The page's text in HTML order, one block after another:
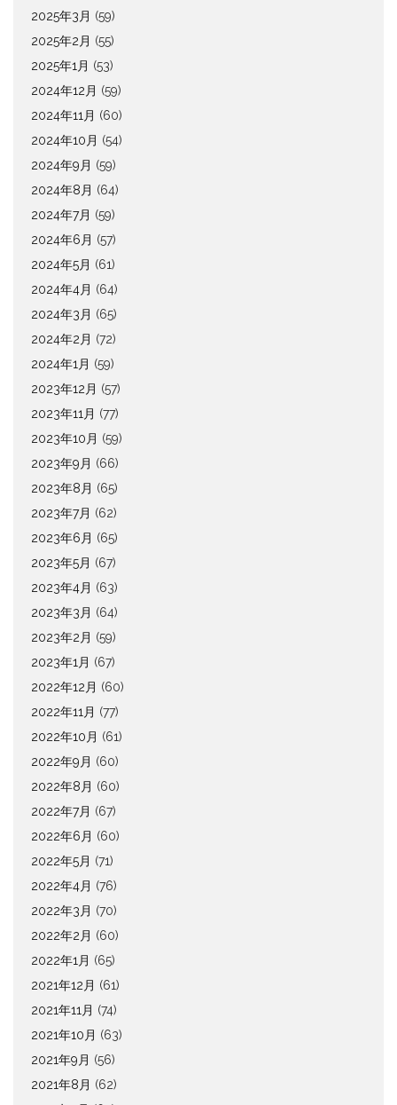
2025年3月 (59)
2025年2月 (55)
2025年1月 (53)
2024年12月 (59)
2024年11月 (60)
2024年10月 (54)
2024年9月 (59)
2024年8月 (64)
2024年7月 (59)
2024年6月 (57)
2024年5月 (61)
2024年4月 (64)
2024年3月 (65)
2024年2月 (72)
2024年1月 (59)
2023年12月 (57)
2023年11月 (77)
2023年10月 (59)
2023年9月 (66)
2023年8月 (65)
2023年7月 (62)
2023年6月 (65)
2023年5月 (67)
2023年4月 (63)
2023年3月 (64)
2023年2月 (59)
2023年1月 (67)
2022年12月 (60)
2022年11月 (77)
2022年10月 (61)
2022年9月 (60)
2022年8月 (60)
2022年7月 (67)
2022年6月 (60)
2022年5月 (71)
2022年4月 (76)
2022年3月 (70)
2022年2月 (60)
2022年1月 (65)
2021年12月 (61)
2021年11月 (74)
2021年10月 (63)
2021年9月 (56)
2021年8月 (62)